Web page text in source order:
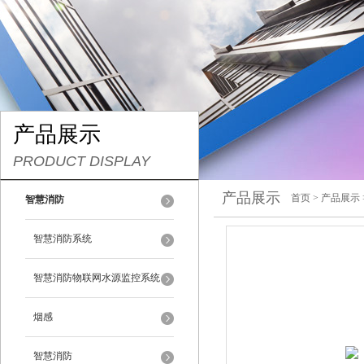
产品展示
PRODUCT DISPLAY
智慧消防
智慧消防系统
智慧消防物联网水源监控系统
烟感
智慧消防
产品展示 首页 > 产品展示